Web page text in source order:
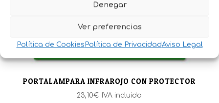
Denegar
Ver preferencias
Política de Cookies Política de PrivacidadAviso Legal
PORTALAMPARA INFRAROJO CON PROTECTOR
23,10€ IVA incluido